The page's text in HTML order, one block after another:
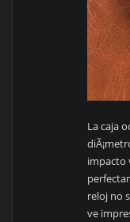
La caja
impacto
reloj no
ve